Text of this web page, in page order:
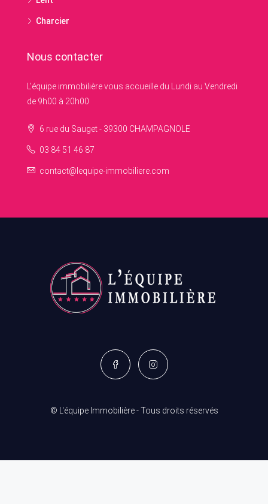
Charcier
Nous contacter
L'équipe immobilière vous accueille du Lundi au Vendredi
de 9h00 à 20h00
6 rue du Sauget - 39300 CHAMPAGNOLE
03 84 51 46 87
contact@lequipe-immobiliere.com
© L'équipe Immobilière - Tous droits réservés